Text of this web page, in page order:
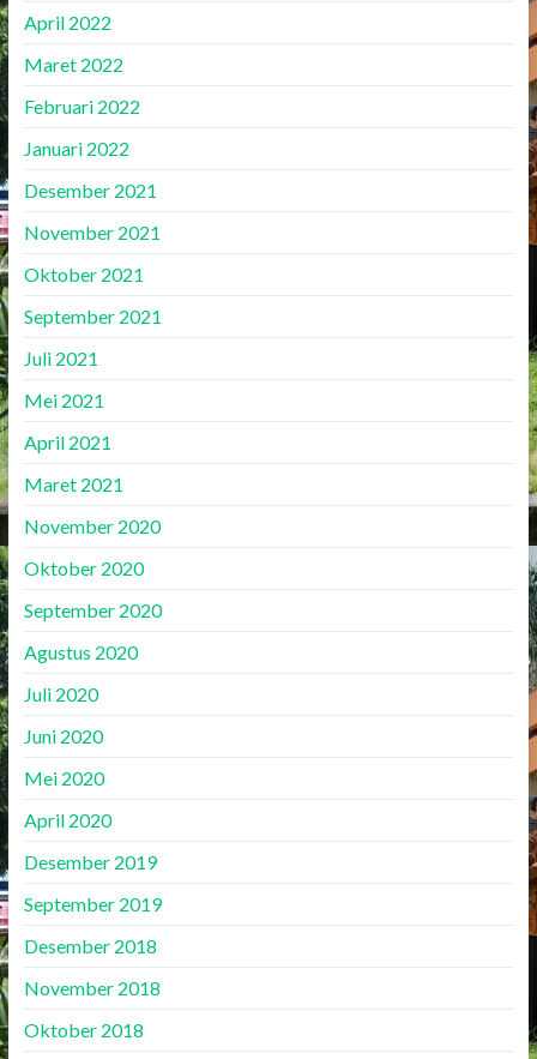
April 2022
Maret 2022
Februari 2022
Januari 2022
Desember 2021
November 2021
Oktober 2021
September 2021
Juli 2021
Mei 2021
April 2021
Maret 2021
November 2020
Oktober 2020
September 2020
Agustus 2020
Juli 2020
Juni 2020
Mei 2020
April 2020
Desember 2019
September 2019
Desember 2018
November 2018
Oktober 2018